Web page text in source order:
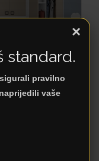
×
standard.
pravilno
vaše